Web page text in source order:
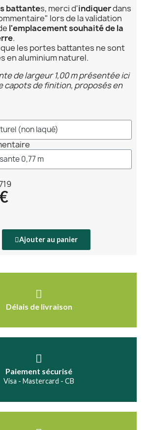
battantes, merci d'indiquerdans
lors de la validation
l'emplacement souhaité de la
.
les portes battantes ne sont
en aluminium naturel.
de largeur 1,00 m présentée ici
capots de finition, proposés en
Ajouter au panier
Délais de livraison
Paiement sécurisé
Visa - Mastercard - CB